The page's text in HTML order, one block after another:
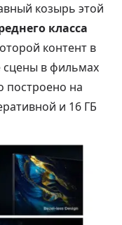
козырь этой
класса
контент в
сцены в фильмах
построено на
и 16 ГБ